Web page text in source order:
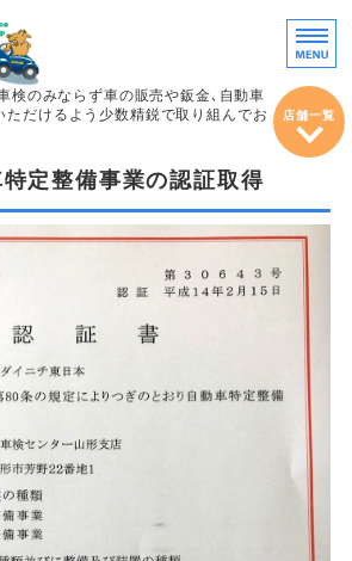
車両販売・
検のみならず車の販売や鈑金､自動車
ただけるよう少数精鋭で取り組んでお
定整備事業の認証取得
店舗一覧